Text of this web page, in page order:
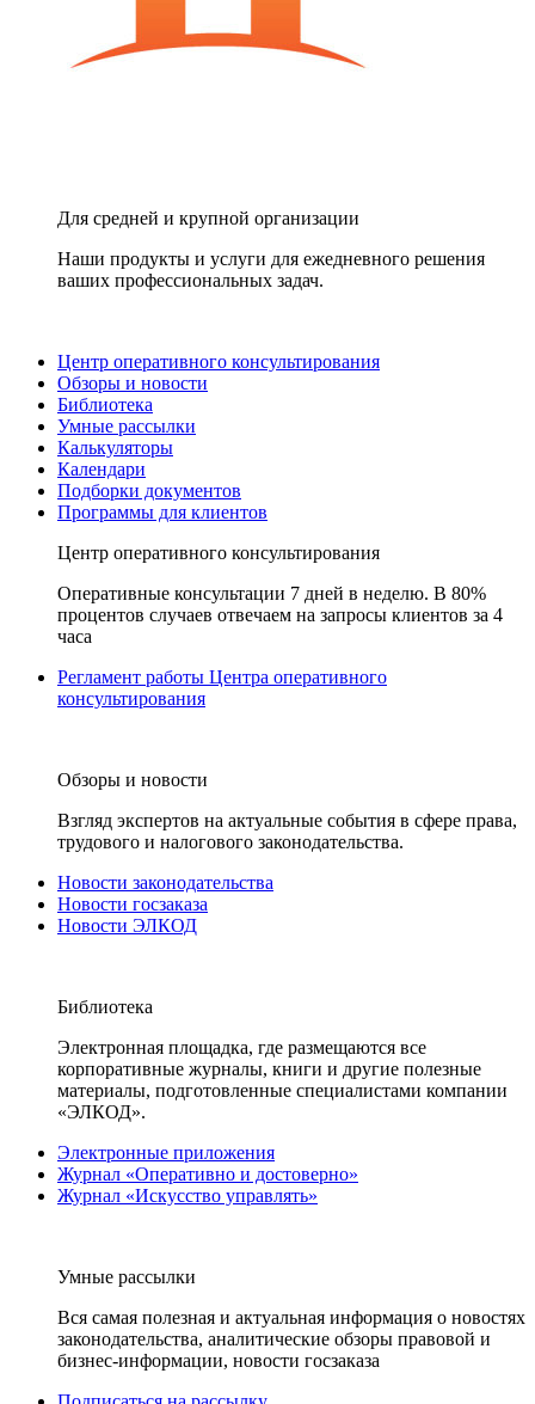
Для средней и крупной организации
Наши продукты и услуги для ежедневного решения
ваших профессиональных задач.
Центр оперативного консультирования
Обзоры и новости
Библиотека
Умные рассылки
Калькуляторы
Календари
Подборки документов
Программы для клиентов
Центр оперативного консультирования
Оперативные консультации 7 дней в неделю. В 80%
процентов случаев отвечаем на запросы клиентов за 4
часа
Регламент работы Центра оперативного
консультирования
Обзоры и новости
Взгляд экспертов на актуальные события в сфере права,
трудового и налогового законодательства.
Новости законодательства
Новости госзаказа
Новости ЭЛКОД
Библиотека
Электронная площадка, где размещаются все
корпоративные журналы, книги и другие полезные
материалы, подготовленные специалистами компании
«ЭЛКОД».
Электронные приложения
Журнал «Оперативно и достоверно»
Журнал «Искусство управлять»
Умные рассылки
Вся самая полезная и актуальная информация о новостях
законодательства, аналитические обзоры правовой и
бизнес-информации, новости госзаказа